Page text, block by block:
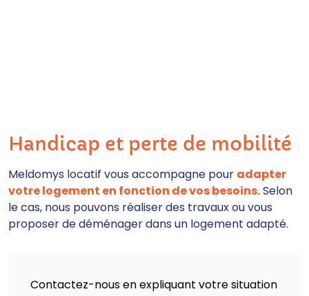
Handicap et perte de mobilité
Meldomys locatif vous accompagne pour adapter
votre logement en fonction de vos besoins.Selon
le cas, nous pouvons réaliser des travaux ou vous
proposer de déménager dans un logement adapté.
Contactez-nous en expliquant votre situation